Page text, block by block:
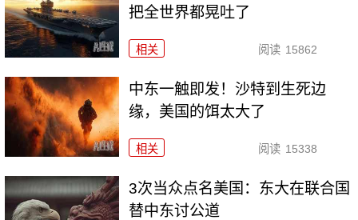
把全世界都晃吐了
相关 阅读 15862
中东一触即发！沙特到生死边
缘，美国的饵太大了
相关 阅读 15338
3次当众点名美国：东大在联合国
替中东讨公道